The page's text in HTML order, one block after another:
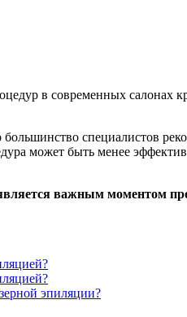
в современных салонах
специалистов
может быть менее
важным моментом
эпиляции?